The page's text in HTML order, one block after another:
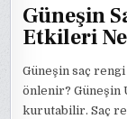
Güneşin
Etkileri
Güneşin saç
önlenir? Güneşin
kurutabilir. Saç